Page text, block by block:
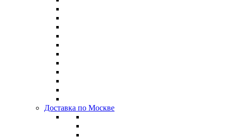
Доставка по Москве